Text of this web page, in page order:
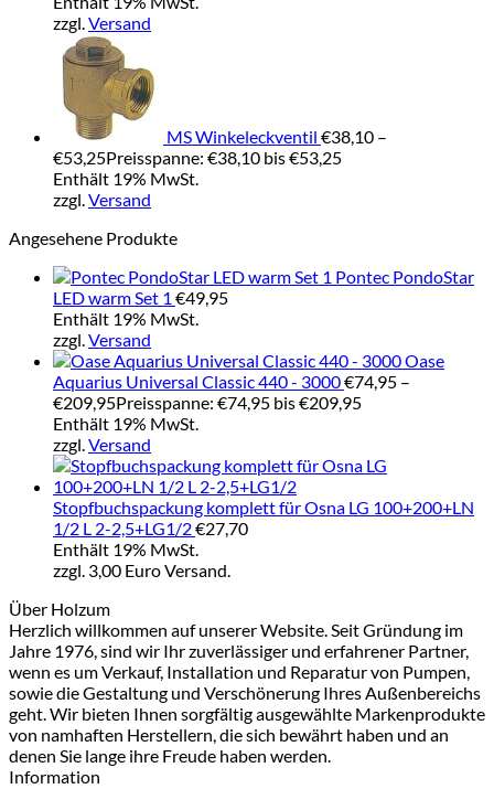
zzgl.Versand
MS Winkeleckventil €38,10 –
€53,25Preisspanne: €38,10 bis €53,25
Enthält 19% MwSt.
zzgl.Versand
Angesehene Produkte
Pontec PondoStar
LED warm Set 1 €49,95
Enthält 19% MwSt.
zzgl.Versand
Oase
Aquarius Universal Classic 440 - 3000€74,95 –
€209,95Preisspanne: €74,95 bis €209,95
Enthält 19% MwSt.
zzgl.Versand
Stopfbuchspackung komplett für Osna LG 100+200+LN
1/2 L 2-2,5+LG1/2€27,70
Enthält 19% MwSt.
zzgl. 3,00 Euro Versand.
Über Holzum
Herzlich willkommen auf unserer Website. Seit Gründung im
Jahre 1976, sind wir Ihr zuverlässiger und erfahrener Partner,
wenn es um Verkauf, Installation und Reparatur von Pumpen,
sowie die Gestaltung und Verschönerung Ihres Außenbereichs
geht. Wir bieten Ihnen sorgfältig ausgewählte Markenprodukte
von namhaften Herstellern, die sich bewährt haben und an
denen Sie lange ihre Freude haben werden.
Information